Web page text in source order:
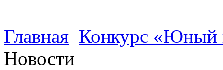
Главная Конкурс «Юный
Новости